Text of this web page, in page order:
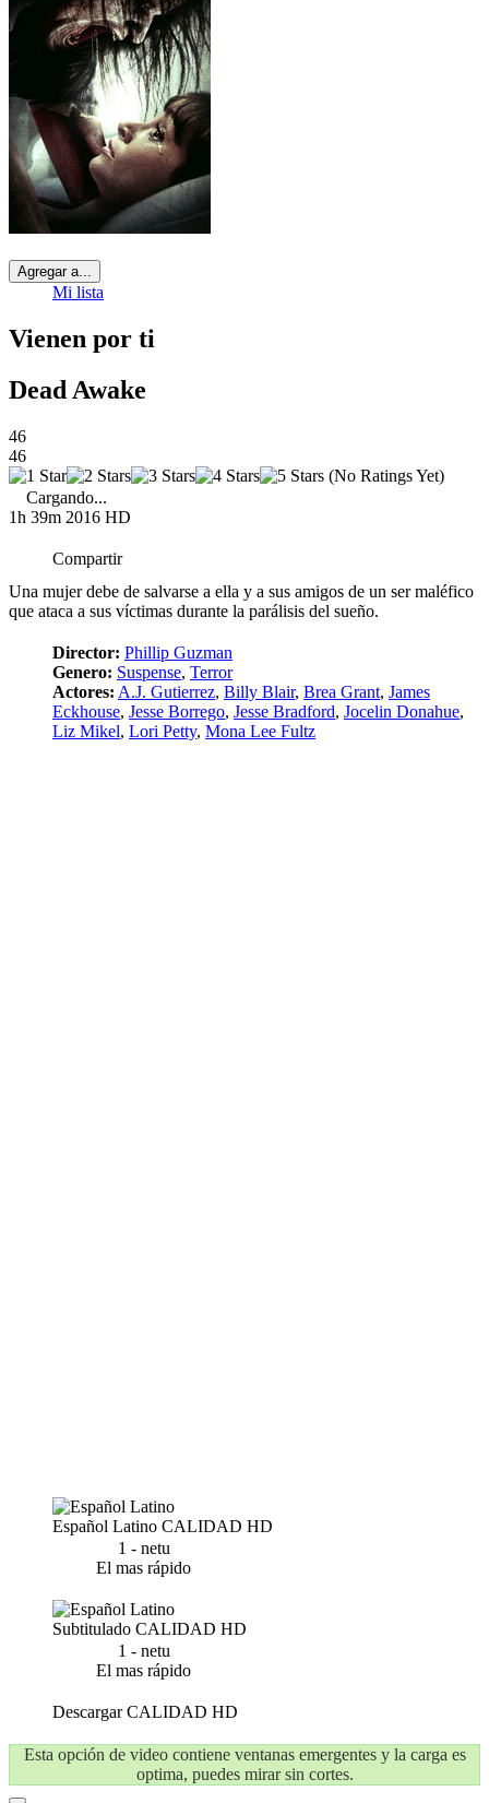
Agregar a...
Mi lista
Vienen por ti
Dead Awake
46
46
(No Ratings Yet)
Cargando...
1h 39m 2016 HD
Compartir
Una mujer debe de salvarse a ella y a sus amigos de un ser maléfico
que ataca a sus víctimas durante la parálisis del sueño.
Director: Phillip Guzman
Genero: Suspense, Terror
Actores: A.J. Gutierrez, Billy Blair, Brea Grant, James
Eckhouse, Jesse Borrego, Jesse Bradford, Jocelin Donahue,
Liz Mikel, Lori Petty, Mona Lee Fultz
Español Latino CALIDAD HD
1 - netu
El mas rápido
Subtitulado CALIDAD HD
1 - netu
El mas rápido
DescargarCALIDAD HD
Esta opción de video contiene ventanas emergentes y la carga es
optima, puedes mirar sin cortes.